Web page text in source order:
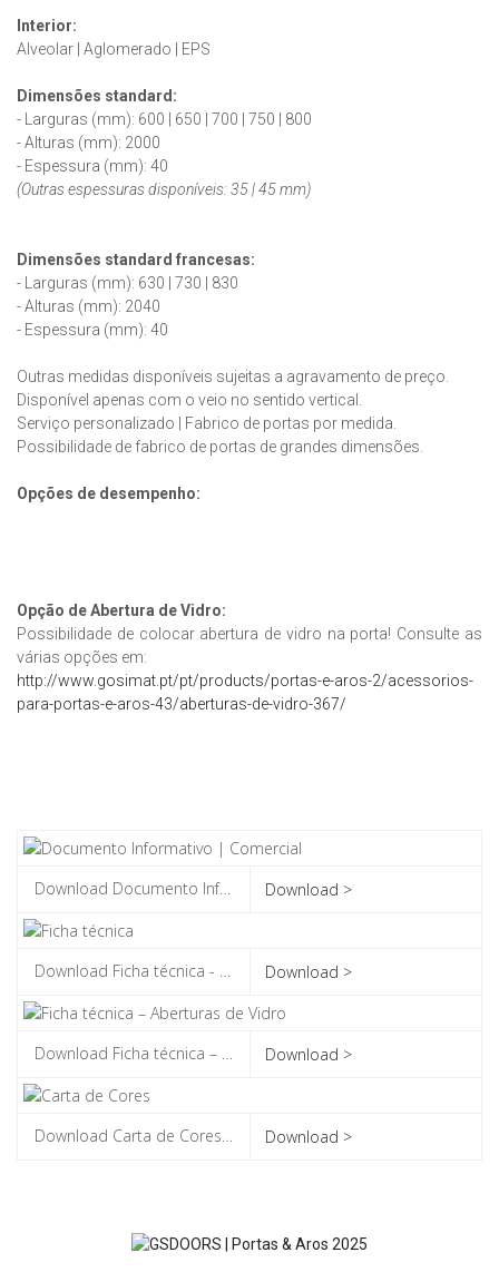
Interior:
Alveolar | Aglomerado | EPS
Dimensões standard:
- Larguras (mm): 600 | 650 | 700 | 750 | 800
- Alturas (mm): 2000
- Espessura (mm): 40
(Outras espessuras disponíveis: 35 | 45 mm)
Dimensões standard francesas:
- Larguras (mm): 630 | 730 | 830
- Alturas (mm): 2040
- Espessura (mm): 40
Outras medidas disponíveis sujeitas a agravamento de preço.
Disponível apenas com o veio no sentido vertical.
Serviço personalizado | Fabrico de portas por medida.
Possibilidade de fabrico de portas de grandes dimensões.
Opções de desempenho:
Opção de Abertura de Vidro:
Possibilidade de colocar abertura de vidro na porta! Consulte as
várias opções em:
http://www.gosimat.pt/pt/products/portas-e-aros-2/acessorios-
para-portas-e-aros-43/aberturas-de-vidro-367/
Download >
Download >
Download >
Download >